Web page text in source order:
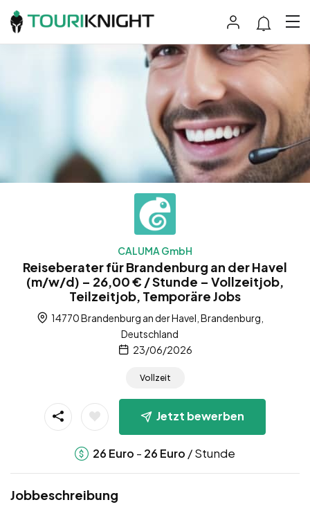
CALUMA GmbH
Reiseberater für Brandenburg an der Havel
(m/w/d) – 26,00 € / Stunde – Vollzeitjob,
Teilzeitjob, Temporäre Jobs
14770 Brandenburg an der Havel, Brandenburg,
Deutschland
23/06/2026
Vollzeit
Jetzt bewerben
26 Euro - 26 Euro / Stunde
Jobbeschreibung